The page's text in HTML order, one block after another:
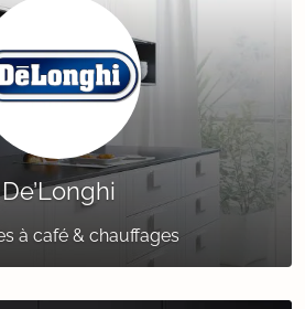
De’Longhi
à café & chauffages